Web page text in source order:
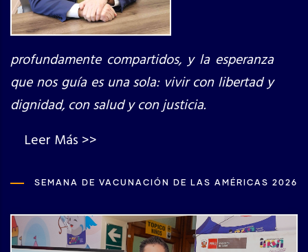
profundamente compartidos, y la esperanza
que nos guía es una sola: vivir con libertad y
dignidad, con salud y con justicia.
Leer Más >>
SEMANA DE VACUNACIÓN DE LAS AMÉRICAS 2026